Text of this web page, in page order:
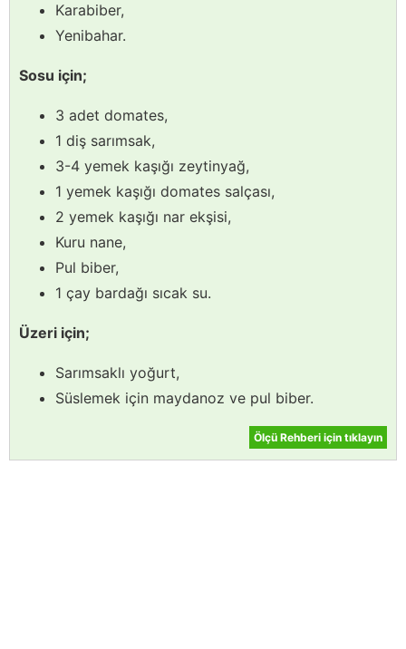
Karabiber,
Yenibahar.
Sosu için;
3 adet domates,
1 diş sarımsak,
3-4 yemek kaşığı zeytinyağ,
1 yemek kaşığı domates salçası,
2 yemek kaşığı nar ekşisi,
Kuru nane,
Pul biber,
1 çay bardağı sıcak su.
Üzeri için;
Sarımsaklı yoğurt,
Süslemek için maydanoz ve pul biber.
Ölçü Rehberi için tıklayın